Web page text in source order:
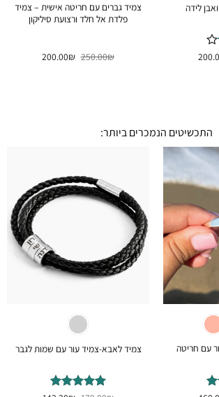
לידה
המחיר
צמיד גברים עם חריטה אישית – צמיד
פלדת אל חלד ורצועת סיליקון
250.00₪ המחיר
המקורי
200.00₪ המחיר
התכשיטים הנמכרים ביותר:
עם חריטה
צמיד לאבא-צמיד עור עם שמות לגבר